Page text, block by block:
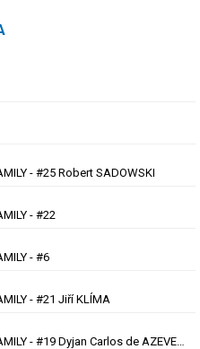
- #25 Robert SADOWSKI
- #22
- #6
- #21 Jiří KLÍMA
Dražba hráčských dresů SILESIAN FAMILY - #19 Dyjan Carlos de AZEVEDO